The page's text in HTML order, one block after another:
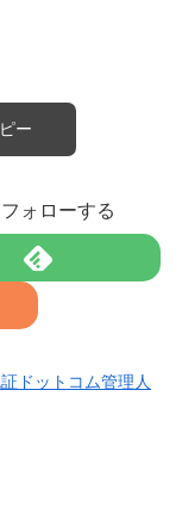
ー
ォローする
ドットコム管理人